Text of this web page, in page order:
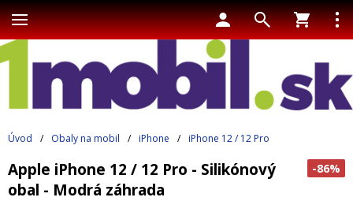
Úvod / Obaly na mobil / iPhone / iPhone 12 / 12 Pro
-86%
Apple iPhone 12 / 12 Pro - Silikónový
obal - Modrá záhrada